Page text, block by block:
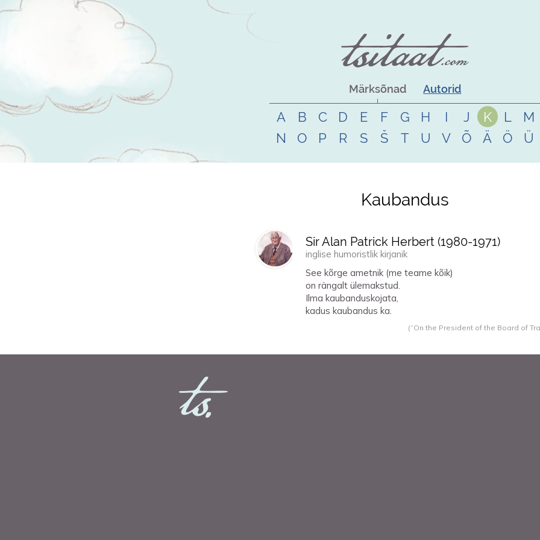
Märksõnad Autorid
A B C D E F G H I J K L
M
N
O P R S Š T U V Õ Ä Ö Ü
Kaubandus
Sir Alan Patrick Herbert (1980-1971)
inglise humoristlik kirjanik
See kõrge ametnik (me teame kõik)
on rängalt ülemakstud.
Ilma kaubanduskojata,
kadus kaubandus ka.
(“On the President of the Board of